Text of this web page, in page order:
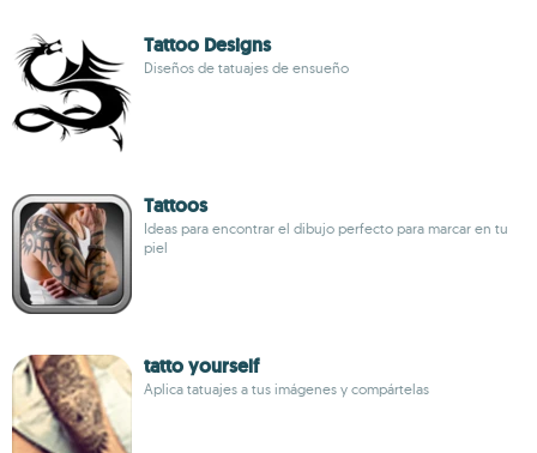
Tattoo Designs
Diseños de tatuajes de ensueño
Tattoos
Ideas para encontrar el dibujo perfecto para marcar en tu
piel
tatto yourself
Aplica tatuajes a tus imágenes y compártelas